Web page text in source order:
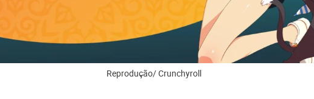
Reprodução/ Crunchyroll